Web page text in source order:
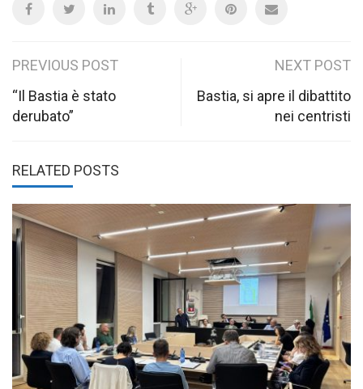
Post
navigation
PREVIOUS POST
“Il Bastia è stato
derubato”
NEXT POST
Bastia, si apre il dibattito
nei centristi
RELATED POSTS